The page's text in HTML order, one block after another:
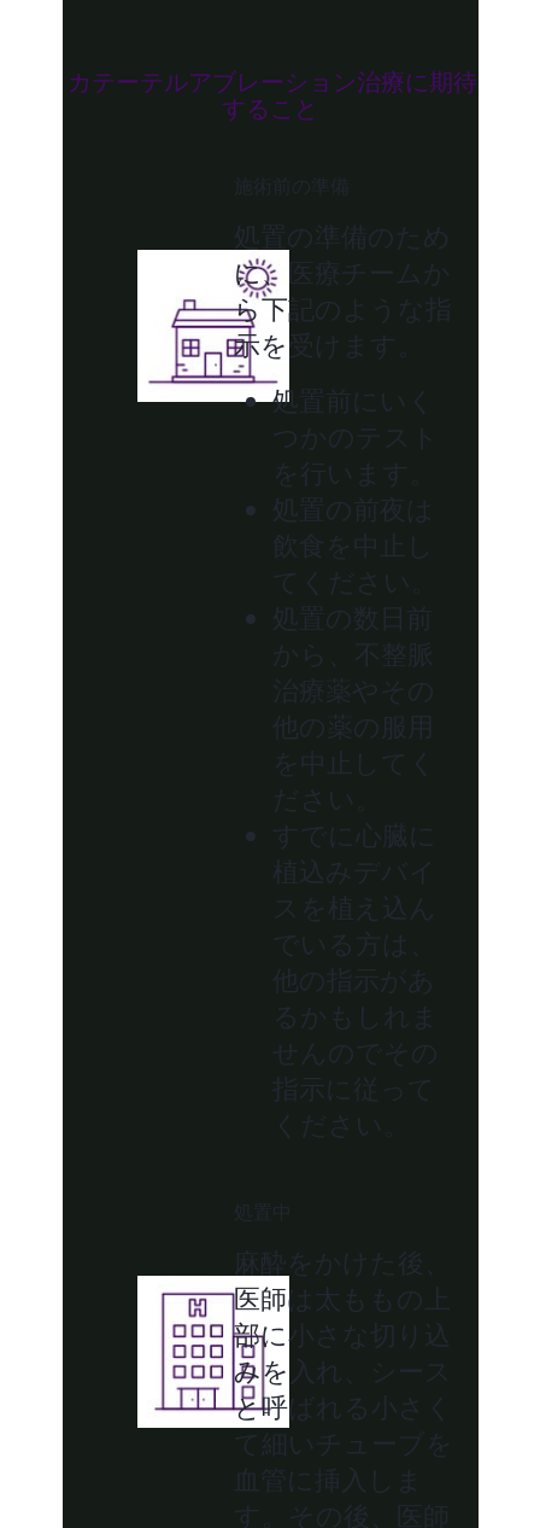
カテーテルアブレーション治療に期待
すること
施術前の準備
処置の準備のため
に、医療チームか
ら下記のような指
示を受けます。
処置前にいく
つかのテスト
を行います。
処置の前夜は
飲食を中止し
てください。
処置の数日前
から、不整脈
治療薬やその
他の薬の服用
を中止してく
ださい。
すでに心臓に
植込みデバイ
スを植え込ん
でいる方は、
他の指示があ
るかもしれま
せんのでその
指示に従って
ください。
処置中
麻酔をかけた後、
医師は太ももの上
部に小さな切り込
みを入れ、シース
と呼ばれる小さく
て細いチューブを
血管に挿入しま
す。その後、医師